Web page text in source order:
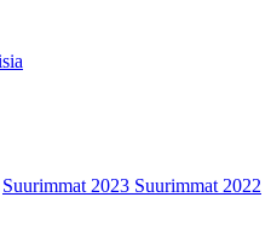
Suurimmat 2023 Suurimmat 2022